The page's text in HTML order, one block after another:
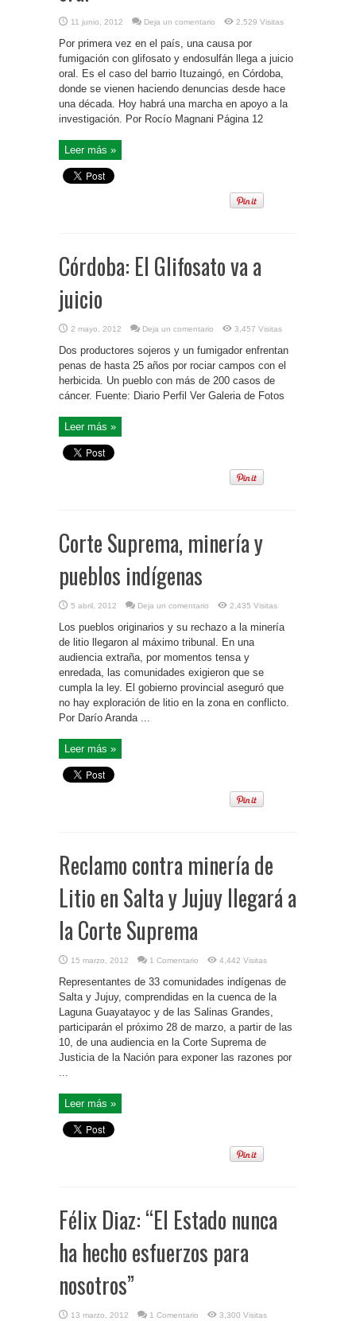
11 junio, 2012 Deja un comentario 2,529 Visitas
Por primera vez en el país, una causa por
fumigación con glifosato y endosulfán llega a juicio
oral. Es el caso del barrio Ituzaingó, en Córdoba,
donde se vienen haciendo denuncias desde hace
una década. Hoy habrá una marcha en apoyo a la
investigación. Por Rocío Magnani Página 12
Leer más »
Córdoba: El Glifosato va a
juicio
2 mayo, 2012 Deja un comentario 3,457 Visitas
Dos productores sojeros y un fumigador enfrentan
penas de hasta 25 años por rociar campos con el
herbicida. Un pueblo con más de 200 casos de
cáncer. Fuente: Diario Perfil Ver Galeria de Fotos
Leer más »
Corte Suprema, minería y
pueblos indígenas
5 abril, 2012 Deja un comentario 2,435 Visitas
Los pueblos originarios y su rechazo a la minería
de litio llegaron al máximo tribunal. En una
audiencia extraña, por momentos tensa y
enredada, las comunidades exigieron que se
cumpla la ley. El gobierno provincial aseguró que
no hay exploración de litio en la zona en conflicto.
Por Darío Aranda ...
Leer más »
Reclamo contra minería de
Litio en Salta y Jujuy llegará a
la Corte Suprema
15 marzo, 2012 1 Comentario 4,442 Visitas
Representantes de 33 comunidades indígenas de
Salta y Jujuy, comprendidas en la cuenca de la
Laguna Guayatayoc y de las Salinas Grandes,
participarán el próximo 28 de marzo, a partir de las
10, de una audiencia en la Corte Suprema de
Justicia de la Nación para exponer las razones por
Leer más »
Félix Diaz: “El Estado nunca
ha hecho esfuerzos para
nosotros”
13 marzo, 2012 1 Comentario 3,300 Visitas